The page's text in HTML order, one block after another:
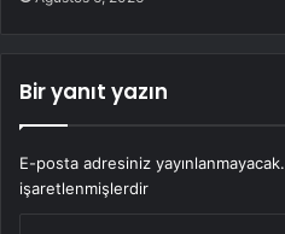
Bir yanıt yazın
E-posta adresiniz yayınlanmayacak.
işaretlenmişlerdir